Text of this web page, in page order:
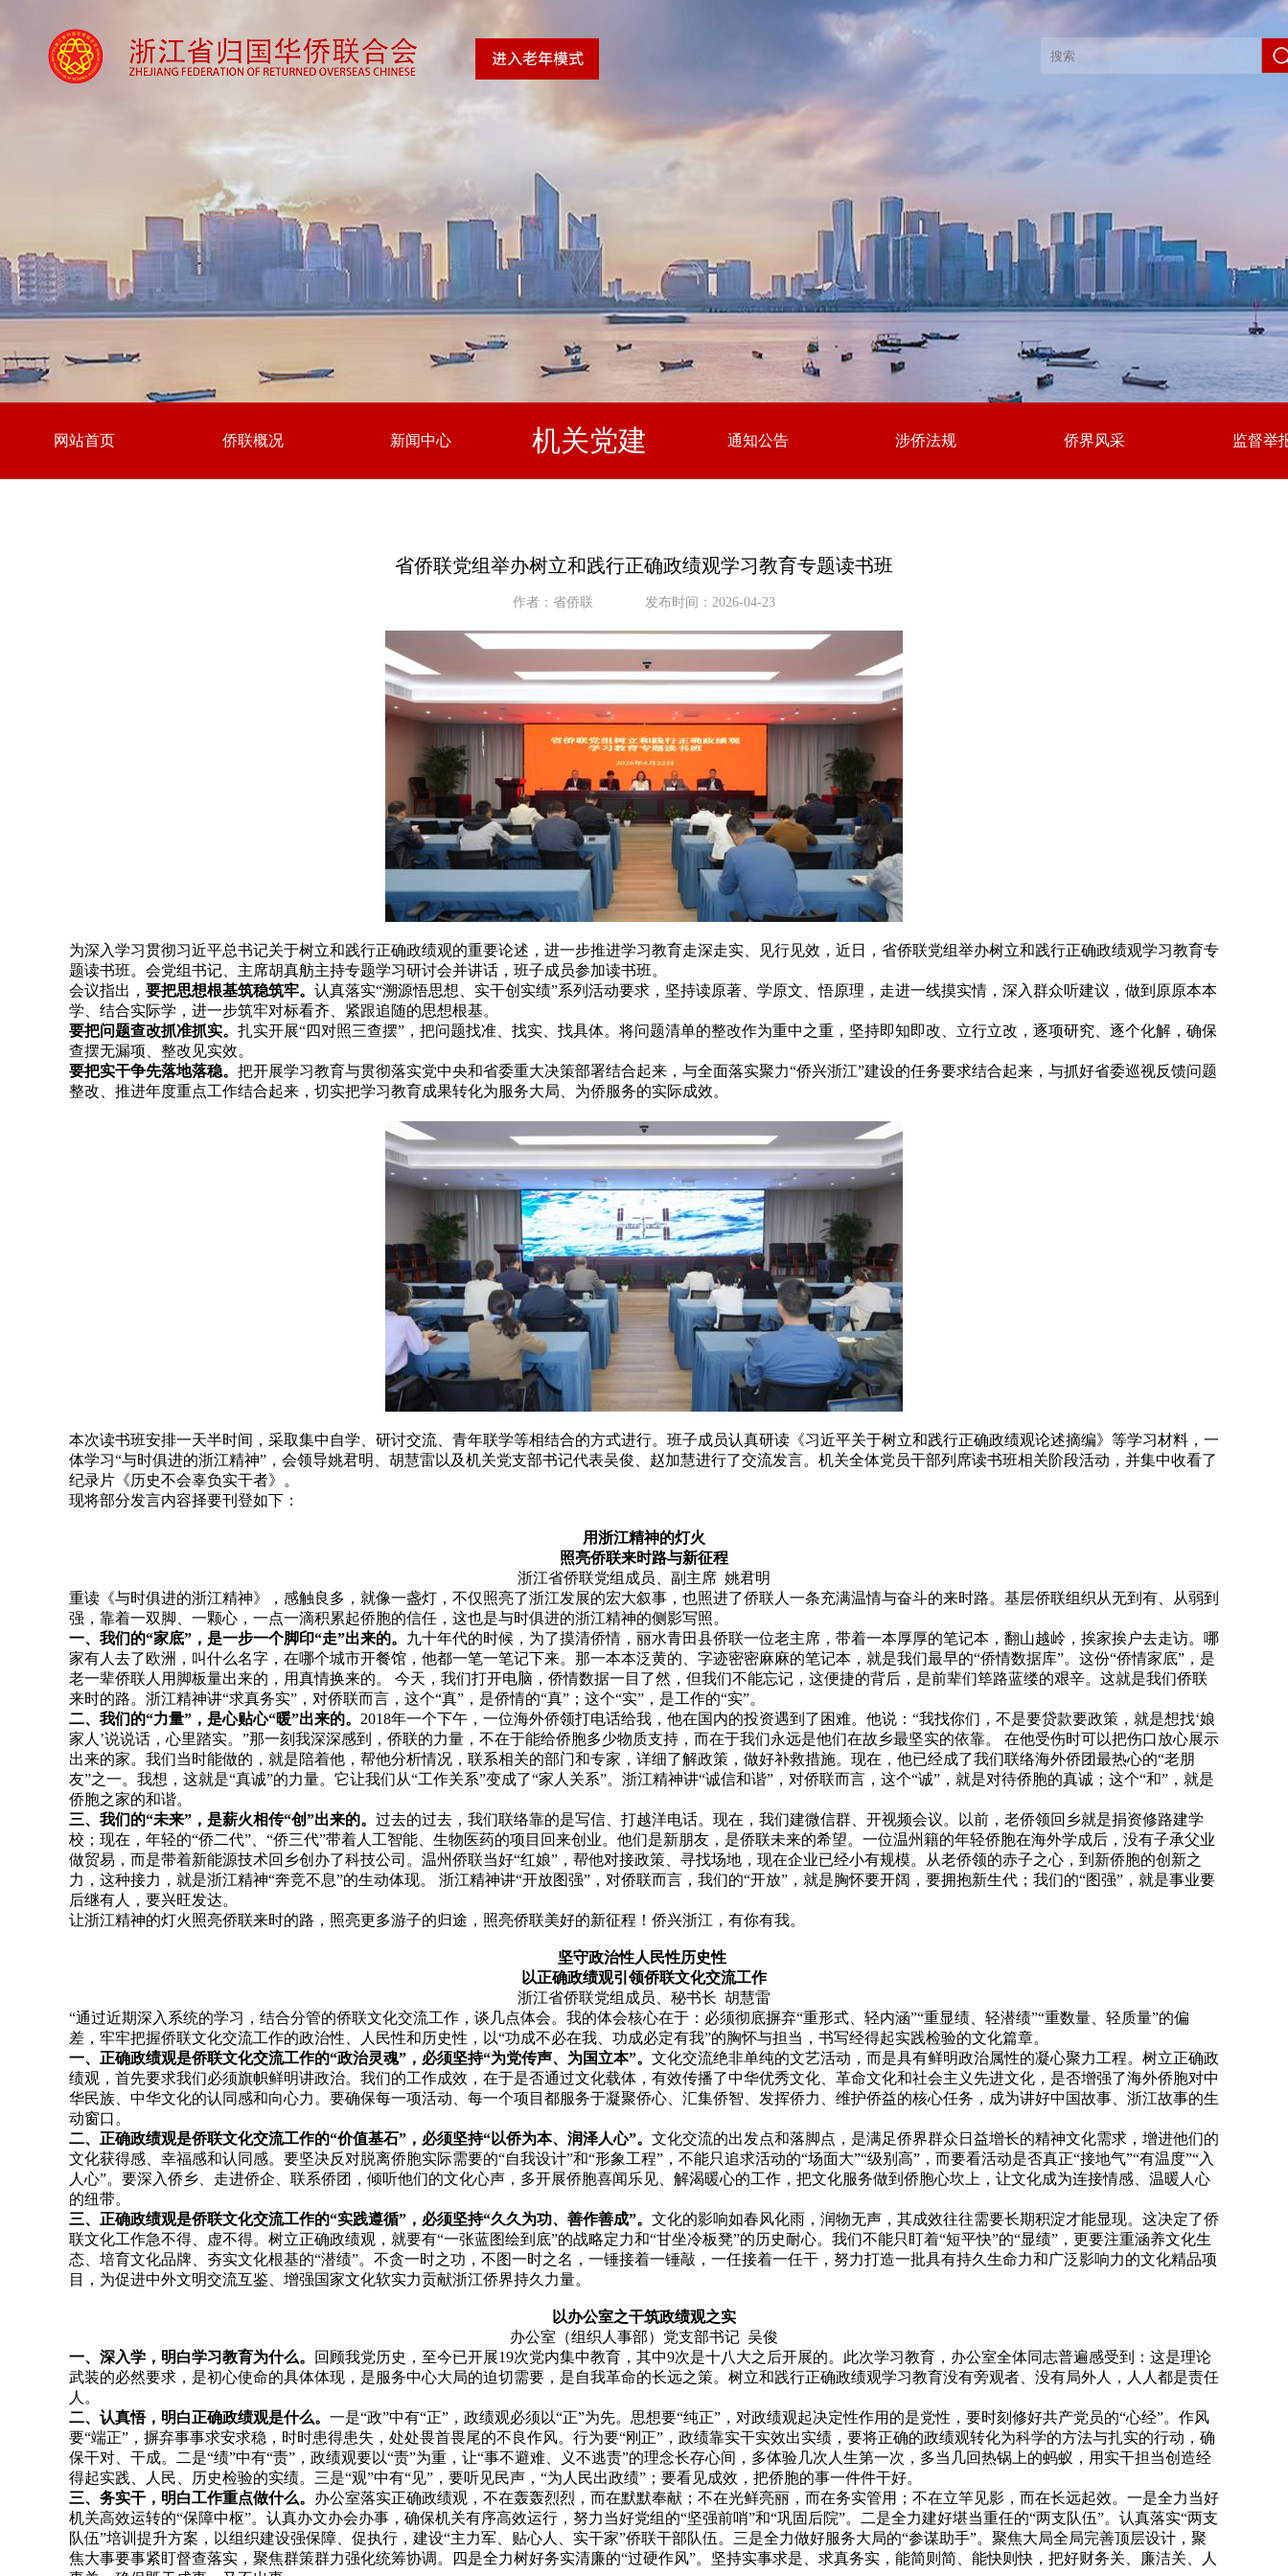
网站首页 侨联概况 新闻中心 机关党建 通知公告 涉侨法规 侨界风采 监督举
省侨联党组举办树立和践行正确政绩观学习教育专题读书班
作者：省侨联 发布时间：2026-04-23
为深入学习贯彻习近平总书记关于树立和践行正确政绩观的重要论述，进一步推进学习教育走深走实、见行见效，近日，省侨联党组举办树立和践行正确政绩观学习教育专
题读书班。会党组书记、主席胡真舫主持专题学习研讨会并讲话，班子成员参加读书班。
会议指出， 要把思想根基筑稳筑牢。 认真落实“溯源悟思想、实干创实绩”系列活动要求，坚持读原著、学原文、悟原理，走进一线摸实情，深入群众听建议，做到原原本本
学、结合实际学，进一步筑牢对标看齐、紧跟追随的思想根基。
要把问题查改抓准抓实。 扎实开展“四对照三查摆”，把问题找准、找实、找具体。将问题清单的整改作为重中之重，坚持即知即改、立行立改，逐项研究、逐个化解，确保
查摆无漏项、整改见实效。
要把实干争先落地落稳。 把开展学习教育与贯彻落实党中央和省委重大决策部署结合起来，与全面落实聚力“侨兴浙江”建设的任务要求结合起来，与抓好省委巡视反馈问题
整改、推进年度重点工作结合起来，切实把学习教育成果转化为服务大局、为侨服务的实际成效。
本次读书班安排一天半时间，采取集中自学、研讨交流、青年联学等相结合的方式进行。班子成员认真研读《习近平关于树立和践行正确政绩观论述摘编》等学习材料，一
体学习“与时俱进的浙江精神”，会领导姚君明、胡慧雷以及机关党支部书记代表吴俊、赵加慧进行了交流发言。机关全体党员干部列席读书班相关阶段活动，并集中收看了
纪录片《历史不会辜负实干者》。
现将部分发言内容择要刊登如下：
用浙江精神的灯火
照亮侨联来时路与新征程
浙江省侨联党组成员、副主席 姚君明
重读《与时俱进的浙江精神》，感触良多，就像一盏灯，不仅照亮了浙江发展的宏大叙事，也照进了侨联人一条充满温情与奋斗的来时路。基层侨联组织从无到有、从弱到
强，靠着一双脚、一颗心，一点一滴积累起侨胞的信任，这也是与时俱进的浙江精神的侧影写照。
一、我们的“家底”，是一步一个脚印“走”出来的。 九十年代的时候，为了摸清侨情，丽水青田县侨联一位老主席，带着一本厚厚的笔记本，翻山越岭，挨家挨户去走访。哪
家有人去了欧洲，叫什么名字，在哪个城市开餐馆，他都一笔一笔记下来。那一本本泛黄的、字迹密密麻麻的笔记本，就是我们最早的“侨情数据库”。这份“侨情家底”，是
老一辈侨联人用脚板量出来的，用真情换来的。 今天，我们打开电脑，侨情数据一目了然，但我们不能忘记，这便捷的背后，是前辈们筚路蓝缕的艰辛。这就是我们侨联
来时的路。浙江精神讲“求真务实”，对侨联而言，这个“真”，是侨情的“真”；这个“实”，是工作的“实”。
二、我们的“力量”，是心贴心“暖”出来的。 2018年一个下午，一位海外侨领打电话给我，他在国内的投资遇到了困难。他说：“我找你们，不是要贷款要政策，就是想找‘娘
家人’说说话，心里踏实。”那一刻我深深感到，侨联的力量，不在于能给侨胞多少物质支持，而在于我们永远是他们在故乡最坚实的依靠。 在他受伤时可以把伤口放心展示
出来的家。我们当时能做的，就是陪着他，帮他分析情况，联系相关的部门和专家，详细了解政策，做好补救措施。现在，他已经成了我们联络海外侨团最热心的“老朋
友”之一。我想，这就是“真诚”的力量。它让我们从“工作关系”变成了“家人关系”。浙江精神讲“诚信和谐”，对侨联而言，这个“诚”，就是对待侨胞的真诚；这个“和”，就是
侨胞之家的和谐。
三、我们的“未来”，是薪火相传“创”出来的。 过去的过去，我们联络靠的是写信、打越洋电话。现在，我们建微信群、开视频会议。以前，老侨领回乡就是捐资修路建学
校；现在，年轻的“侨二代”、“侨三代”带着人工智能、生物医药的项目回来创业。他们是新朋友，是侨联未来的希望。一位温州籍的年轻侨胞在海外学成后，没有子承父业
做贸易，而是带着新能源技术回乡创办了科技公司。温州侨联当好“红娘”，帮他对接政策、寻找场地，现在企业已经小有规模。从老侨领的赤子之心，到新侨胞的创新之
力，这种接力，就是浙江精神“奔竞不息”的生动体现。 浙江精神讲“开放图强”，对侨联而言，我们的“开放”，就是胸怀要开阔，要拥抱新生代；我们的“图强”，就是事业要
后继有人，要兴旺发达。
让浙江精神的灯火照亮侨联来时的路，照亮更多游子的归途，照亮侨联美好的新征程！侨兴浙江，有你有我。
坚守政治性人民性历史性
以正确政绩观引领侨联文化交流工作
浙江省侨联党组成员、秘书长 胡慧雷
“通过近期深入系统的学习，结合分管的侨联文化交流工作，谈几点体会。我的体会核心在于：必须彻底摒弃“重形式、轻内涵”“重显绩、轻潜绩”“重数量、轻质量”的偏
差，牢牢把握侨联文化交流工作的政治性、人民性和历史性，以“功成不必在我、功成必定有我”的胸怀与担当，书写经得起实践检验的文化篇章。
一、正确政绩观是侨联文化交流工作的“政治灵魂”，必须坚持“为党传声、为国立本”。 文化交流绝非单纯的文艺活动，而是具有鲜明政治属性的凝心聚力工程。树立正确政
绩观，首先要求我们必须旗帜鲜明讲政治。我们的工作成效，在于是否通过文化载体，有效传播了中华优秀文化、革命文化和社会主义先进文化，是否增强了海外侨胞对中
华民族、中华文化的认同感和向心力。要确保每一项活动、每一个项目都服务于凝聚侨心、汇集侨智、发挥侨力、维护侨益的核心任务，成为讲好中国故事、浙江故事的生
动窗口。
二、正确政绩观是侨联文化交流工作的“价值基石”，必须坚持“以侨为本、润泽人心”。 文化交流的出发点和落脚点，是满足侨界群众日益增长的精神文化需求，增进他们的
文化获得感、幸福感和认同感。要坚决反对脱离侨胞实际需要的“自我设计”和“形象工程”，不能只追求活动的“场面大”“级别高”，而要看活动是否真正“接地气”“有温度”“入
人心”。要深入侨乡、走进侨企、联系侨团，倾听他们的文化心声，多开展侨胞喜闻乐见、解渴暖心的工作，把文化服务做到侨胞心坎上，让文化成为连接情感、温暖人心
的纽带。
三、正确政绩观是侨联文化交流工作的“实践遵循”，必须坚持“久久为功、善作善成”。 文化的影响如春风化雨，润物无声，其成效往往需要长期积淀才能显现。这决定了侨
联文化工作急不得、虚不得。树立正确政绩观，就要有“一张蓝图绘到底”的战略定力和“甘坐冷板凳”的历史耐心。我们不能只盯着“短平快”的“显绩”，更要注重涵养文化生
态、培育文化品牌、夯实文化根基的“潜绩”。不贪一时之功，不图一时之名，一锤接着一锤敲，一任接着一任干，努力打造一批具有持久生命力和广泛影响力的文化精品项
目，为促进中外文明交流互鉴、增强国家文化软实力贡献浙江侨界持久力量。
以办公室之干筑政绩观之实
办公室（组织人事部）党支部书记 吴俊
一、深入学，明白学习教育为什么。
回顾我党历史，至今已开展19次党内集中教育，其中9次是十八大之后开展的。此次学习教育，办公室全体同志普遍感受到：这是理论
武装的必然要求，是初心使命的具体体现，是服务中心大局的迫切需要，是自我革命的长远之策。‌树立和践行正确政绩观学习教育没有旁观者、没有局外人，人人都是责任
人。
二、认真悟，明白正确政绩观是什么。 一是“政”中有“正”，政绩观必须以“正”为先。思想要“纯正”，对政绩观起决定性作用的是党性，要时刻修好共产党员的“心经”。作风
要“端正”，摒弃事事求安求稳，时时患得患失，处处畏首畏尾的不良作风。行为要“刚正”，政绩靠实干实效出实绩，要将正确的政绩观转化为科学的方法与扎实的行动，确
保干对、干成。二是“绩”中有“责”，政绩观要以“责”为重，让“事不避难、义不逃责”的理念长存心间，多体验几次人生第一次，多当几回热锅上的蚂蚁，用实干担当创造经
得起实践、人民、历史检验的实绩。三是“观”中有“见”，要听见民声，“为人民出政绩”；要看见成效，把侨胞的事一件件干好。
三、务实干，明白工作重点做什么。 办公室落实正确政绩观，不在轰轰烈烈，而在默默奉献；不在光鲜亮丽，而在务实管用；不在立竿见影，而在长远起效。一是全力当好
机关高效运转的“保障中枢”。认真办文办会办事，确保机关有序高效运行，努力当好党组的“坚强前哨”和“巩固后院”。二是全力建好堪当重任的“两支队伍”。认真落实“两支
队伍”培训提升方案，以组织建设强保障、促执行，建设“主力军、贴心人、实干家”侨联干部队伍。三是全力做好服务大局的“参谋助手”。聚焦大局全局完善顶层设计，聚
焦大事要事紧盯督查落实，聚焦群策群力强化统筹协调。四是全力树好务实清廉的“过硬作风”。坚持实事求是、求真务实，能简则简、能快则快，把好财务关、廉洁关、人